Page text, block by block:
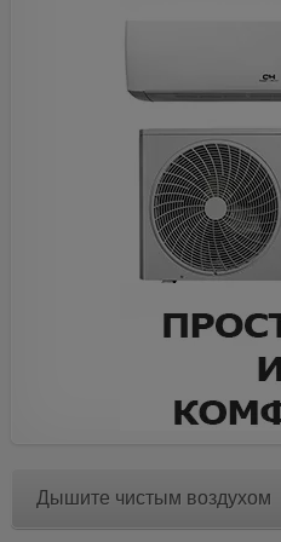
Дышите чистым воздухом